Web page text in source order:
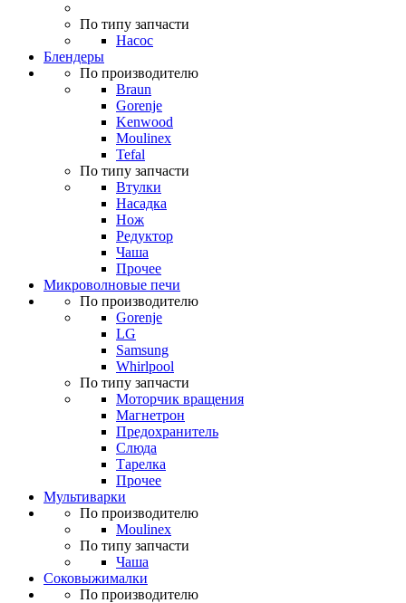
По типу запчасти
Насос
Блендеры
По производителю
Braun
Gorenje
Kenwood
Moulinex
Tefal
По типу запчасти
Втулки
Насадка
Нож
Редуктор
Чаша
Прочее
Микроволновые печи
По производителю
Gorenje
LG
Samsung
Whirlpool
По типу запчасти
Моторчик вращения
Магнетрон
Предохранитель
Слюда
Тарелка
Прочее
Мультиварки
По производителю
Moulinex
По типу запчасти
Чаша
Соковыжималки
По производителю